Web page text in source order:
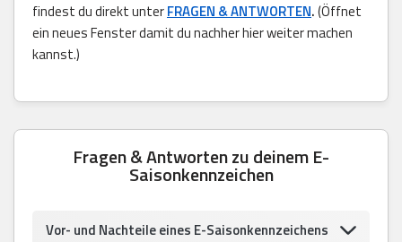
findest du direkt unterFRAGEN & ANTWORTEN.(Öffnet
ein neues Fenster damit du nachher hier weiter machen
kannst.)
Fragen & Antworten zu deinem E-
Saisonkennzeichen
Vor- und Nachteile eines E-Saisonkennzeichens